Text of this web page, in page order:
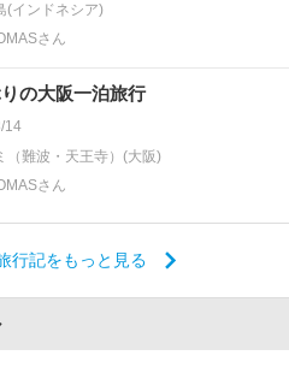
(インドネシア)
さん
の大阪一泊旅行
14
（難波・天王寺）(大阪)
さん
行記をもっと見る